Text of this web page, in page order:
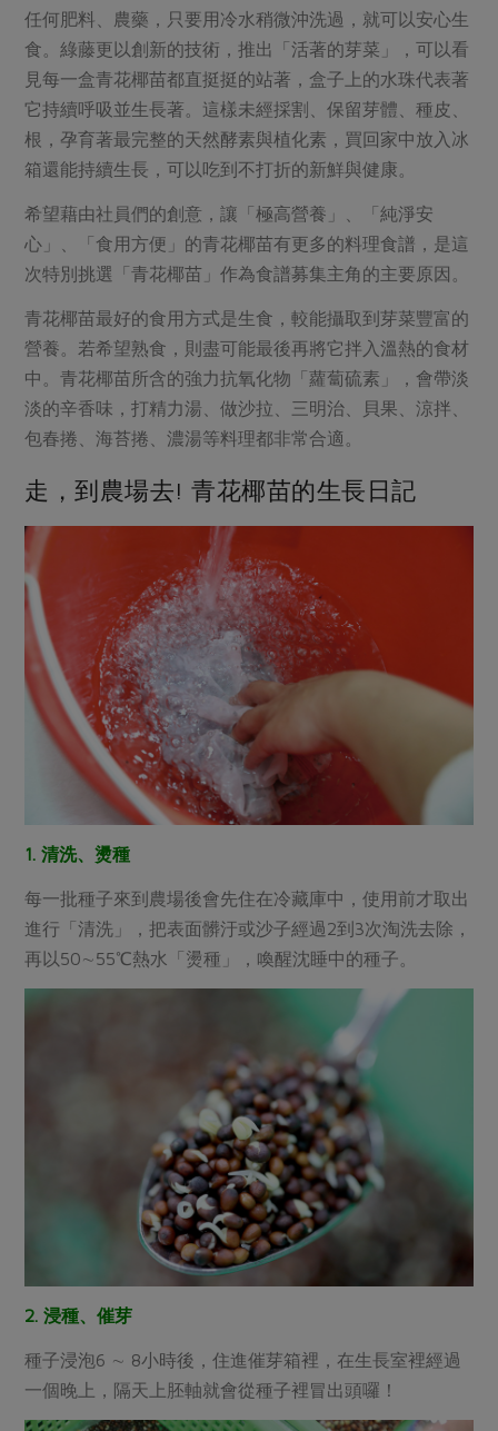
任何肥料、農藥，只要用冷水稍微沖洗過，就可以安心生
食。綠藤更以創新的技術，推出「活著的芽菜」，可以看
見每一盒青花椰苗都直挺挺的站著，盒子上的水珠代表著
它持續呼吸並生長著。這樣未經採割、保留芽體、種皮、
根，孕育著最完整的天然酵素與植化素，買回家中放入冰
箱還能持續生長，可以吃到不打折的新鮮與健康。
希望藉由社員們的創意，讓「極高營養」、「純淨安
心」、「食用方便」的青花椰苗有更多的料理食譜，是這
次特別挑選「青花椰苗」作為食譜募集主角的主要原因。
青花椰苗最好的食用方式是生食，較能攝取到芽菜豐富的
營養。若希望熟食，則盡可能最後再將它拌入溫熱的食材
中。青花椰苗所含的強力抗氧化物「蘿蔔硫素」，會帶淡
淡的辛香味，打精力湯、做沙拉、三明治、貝果、涼拌、
包春捲、海苔捲、濃湯等料理都非常合適。
走，到農場去! 青花椰苗的生長日記
1. 清洗、燙種
每一批種子來到農場後會先住在冷藏庫中，使用前才取出
進行「清洗」，把表面髒汙或沙子經過2到3次淘洗去除，
再以50∼55℃熱水「燙種」，喚醒沈睡中的種子。
2. 浸種、催芽
種子浸泡6 ∼ 8小時後，住進催芽箱裡，在生長室裡經過
一個晚上，隔天上胚軸就會從種子裡冒出頭囉！